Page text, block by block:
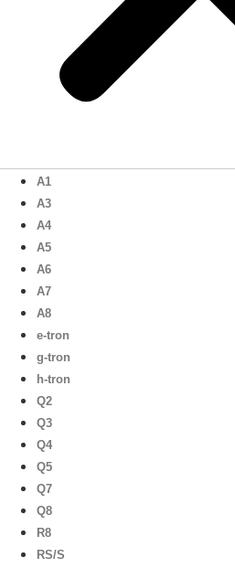
A1
A3
A4
A5
A6
A7
A8
e-tron
g-tron
h-tron
Q2
Q3
Q4
Q5
Q7
Q8
R8
RS/S